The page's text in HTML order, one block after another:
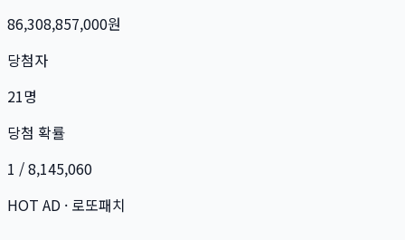
86,308,857,000원
당첨자
21명
당첨 확률
1 / 8,145,060
HOT AD · 로또패치